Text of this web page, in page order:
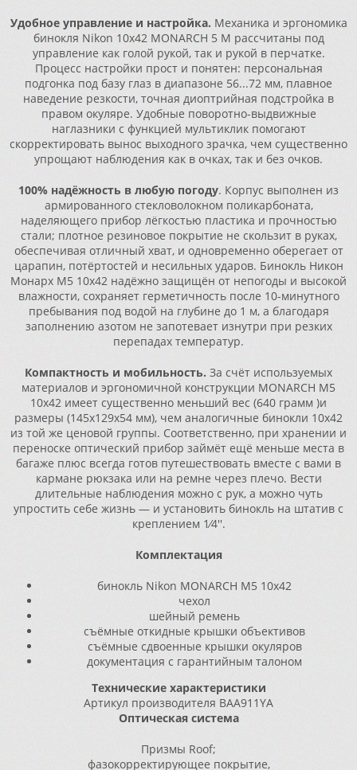
Удобное управление и настройка.Механика и эргономика
бинокля Nikon 10x42 MONARCH 5 M рассчитаны под
управление как голой рукой, так и рукой в перчатке.
Процесс настройки прост и понятен: персональная
подгонка под базу глаз в диапазоне 56...72 мм, плавное
наведение резкости, точная диоптрийная подстройка в
правом окуляре. Удобные поворотно-выдвижные
наглазники с функцией мультиклик помогают
скорректировать вынос выходного зрачка, чем существенно
упрощают наблюдения как в очках, так и без очков.
100% надёжность в любую погоду. Корпус выполнен из
армированного стекловолокном поликарбоната,
наделяющего прибор лёгкостью пластика и прочностью
стали; плотное резиновое покрытие не скользит в руках,
обеспечивая отличный хват, и одновременно оберегает от
царапин, потёртостей и несильных ударов. Бинокль Никон
Монарх М5 10x42 надёжно защищён от непогоды и высокой
влажности, сохраняет герметичность после 10-минутного
пребывания под водой на глубине до 1 м, а благодаря
заполнению азотом не запотевает изнутри при резких
перепадах температур.
Компактность и мобильность. За счёт используемых
материалов и эргономичной конструкции MONARCH M5
10x42 имеет существенно меньший вес (640 грамм )и
размеры (145x129x54 мм), чем аналогичные бинокли 10x42
из той же ценовой группы. Соответственно, при хранении и
переноске оптический прибор займёт ещё меньше места в
багаже плюс всегда готов путешествовать вместе с вами в
кармане рюкзака или на ремне через плечо. Вести
длительные наблюдения можно с рук, а можно чуть
упростить себе жизнь — и установить бинокль на штатив с
креплением 1⁄4′′.
Комплектация
бинокль Nikon MONARCH M5 10x42
чехол
шейный ремень
съёмные откидные крышки объективов
съёмные сдвоенные крышки окуляров
документация с гарантийным талоном
Технические характеристики
Артикул производителя BAA911YA
Оптическая система
Призмы Roof;
фазокорректирующее покрытие,